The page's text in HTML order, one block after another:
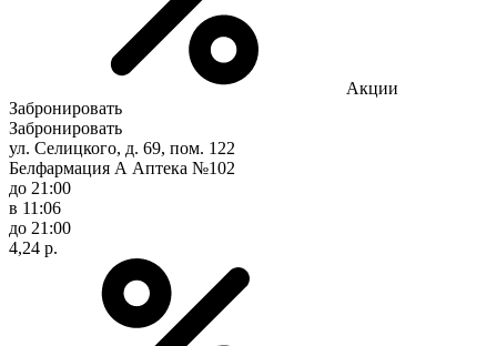
Акции
Забронировать
Забронировать
ул. Селицкого, д. 69, пом. 122
Белфармация А Аптека №102
до 21:00
в 11:06
до 21:00
4,24 р.